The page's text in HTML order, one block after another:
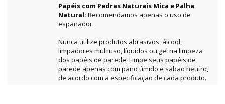
Papéis com Pedras Naturais Mica e Palha
Natural: Recomendamos apenas o uso de
espanador.
Nunca utilize produtos abrasivos, álcool,
limpadores multiuso, líquidos ou gel na limpeza
dos papéis de parede. Limpe seus papéis de
parede apenas com pano úmido e sabão neutro,
de acordo com a especificação de cada produto.